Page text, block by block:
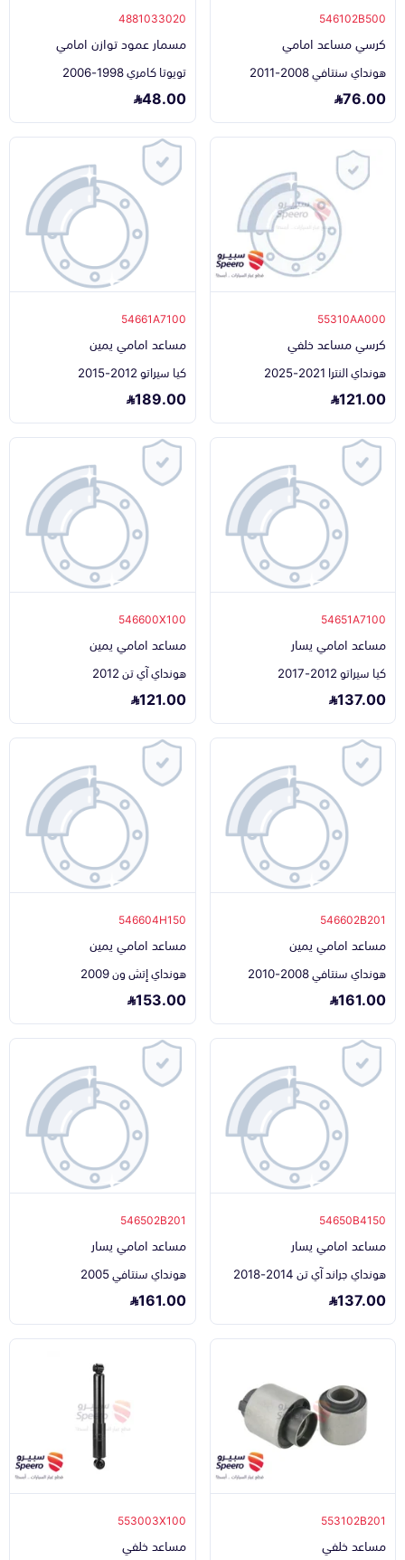
546102B500
كرسي مساعد امامي
هونداي سنتافي 2008-2011
76.00
4881033020
مسمار عمود توازن امامي
تويوتا كامري 1998-2006
48.00
55310AA000
كرسي مساعد خلفي
هونداي النترا 2021-2025
121.00
54661A7100
مساعد امامي يمين
كيا سيراتو 2012-2015
189.00
54651A7100
مساعد امامي يسار
كيا سيراتو 2012-2017
137.00
546600X100
مساعد امامي يمين
هونداي آي تن 2012
121.00
546602B201
مساعد امامي يمين
هونداي سنتافي 2008-2010
161.00
546604H150
مساعد امامي يمين
هونداي إتش ون 2009
153.00
54650B4150
مساعد امامي يسار
هونداي جراند آي تن 2014-2018
137.00
546502B201
مساعد امامي يسار
هونداي سنتافي 2005
161.00
553102B201
مساعد خلفي
553003X100
مساعد خلفي